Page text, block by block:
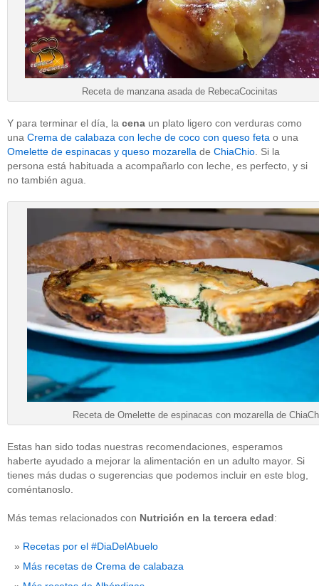
Receta de manzana asada de RebecaCocinitas
Y para terminar el día, la cena un plato ligero con verduras como
una Crema de calabaza con leche de coco con queso feta o una
Omelette de espinacas y queso mozarella de ChiaChio . Si la
persona está habituada a acompañarlo con leche, es perfecto, y si
no también agua.
Receta de Omelette de espinacas con mozarella de
Estas han sido todas nuestras recomendaciones, esperamos
haberte ayudado a mejorar la alimentación en un adulto mayor. Si
tienes más dudas o sugerencias que podemos incluir en este blog,
coméntanoslo.
Más temas relacionados con Nutrición en la tercera edad:
Recetas por el #DiaDelAbuelo
Más recetas de Crema de calabaza